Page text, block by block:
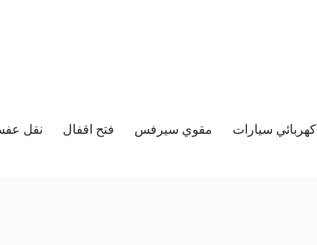
كهربائي سيارات مقوي سيرفس فتح اقفال نقل